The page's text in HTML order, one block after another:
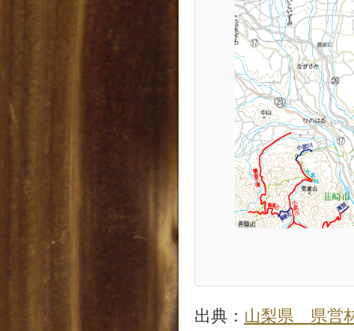
出典： 山梨県 県営